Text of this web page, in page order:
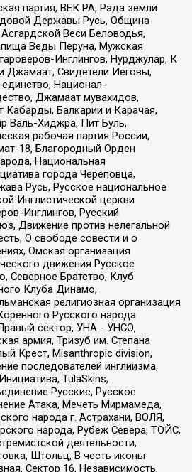
партия, ВЕК РА, Рада земли
Державы Русь, Община
Веси Беловодья,
Веды Перуна, Мужская
Инглингов, Нурджулар, К
Джамаат, Свидетели Иеговы,
Национал-
Джамаат мувахидов,
Кабарды, Балкарии и Карачая,
Валь-Хиджра, Пит Буль,
рабочая партия России,
18, Благородный Орден
Национальная
города Череповца,
Русь, Русское национальное
Инглистической церкви
Инглингов, Русский
Движение против нелегальной
О свободе совести и о
Омская организация
движения Русское
Северное Братство, Клуб
Клуба Динамо,
религиозная организация
Русского народа
сектор, УНА - УНСО,
армия, Тризуб им. Степана
Крест, Misanthropic division,
последователей инглиизма,
TulaSkins,
Русские, Русское
Атака, Мечеть Мирмамеда,
народа г. Астрахани, ВОЛЯ,
народа, Рубеж Севера, ТОЙС,
деятельности,
Штольц, В честь иконы
Сектор 16, Независимость,